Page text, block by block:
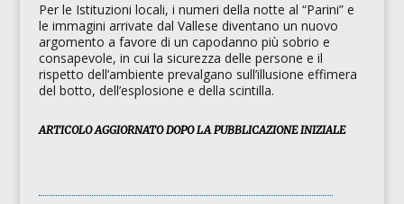
Per le Istituzioni locali, i numeri della notte al “Parini” e
le immagini arrivate dal Vallese diventano un nuovo
argomento a favore di un capodanno più sobrio e
consapevole, in cui la sicurezza delle persone e il
rispetto dell’ambiente prevalgano sull’illusione effimera
del botto, dell’esplosione e della scintilla.
ARTICOLO AGGIORNATO DOPO LA PUBBLICAZIONE INIZIALE